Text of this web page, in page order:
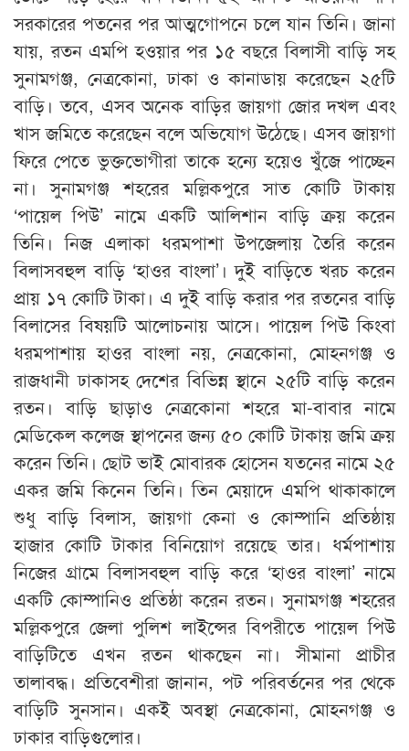
সরকারের পতনের পর আত্মগোপনে চলে যান তিনি। জানা
যায়, রতন এমপি হওয়ার পর ১৫ বছরে বিলাসী বাড়ি সহ
সুনামগঞ্জ, নেত্রকোনা, ঢাকা ও কানাডায় করেছেন ২৫টি
বাড়ি। তবে, এসব অনেক বাড়ির জায়গা জোর দখল এবং
খাস জমিতে করেছেন বলে অভিযোগ উঠেছে। এসব জায়গা
ফিরে পেতে ভুক্তভোগীরা তাকে হন্যে হয়েও খুঁজে পাচ্ছেন
না। সুনামগঞ্জ শহরের মল্লিকপুরে সাত কোটি টাকায়
‘পায়েল পিউ’ নামে একটি আলিশান বাড়ি ক্রয় করেন
তিনি। নিজ এলাকা ধরমপাশা উপজেলায় তৈরি করেন
বিলাসবহুল বাড়ি ‘হাওর বাংলা’। দুই বাড়িতে খরচ করেন
প্রায় ১৭ কোটি টাকা। এ দুই বাড়ি করার পর রতনের বাড়ি
বিলাসের বিষয়টি আলোচনায় আসে। পায়েল পিউ কিংবা
ধরমপাশায় হাওর বাংলা নয়, নেত্রকোনা, মোহনগঞ্জ ও
রাজধানী ঢাকাসহ দেশের বিভিন্ন স্থানে ২৫টি বাড়ি করেন
রতন। বাড়ি ছাড়াও নেত্রকোনা শহরে মা-বাবার নামে
মেডিকেল কলেজ স্থাপনের জন্য ৫০ কোটি টাকায় জমি ক্রয়
করেন তিনি। ছোট ভাই মোবারক হোসেন যতনের নামে ২৫
একর জমি কিনেন তিনি। তিন মেয়াদে এমপি থাকাকালে
শুধু বাড়ি বিলাস, জায়গা কেনা ও কোম্পানি প্রতিষ্ঠায়
হাজার কোটি টাকার বিনিয়োগ রয়েছে তার। ধর্মপাশায়
নিজের গ্রামে বিলাসবহুল বাড়ি করে ‘হাওর বাংলা’ নামে
একটি কোম্পানিও প্রতিষ্ঠা করেন রতন। সুনামগঞ্জ শহরের
মল্লিকপুরে জেলা পুলিশ লাইন্সের বিপরীতে পায়েল পিউ
বাড়িটিতে এখন রতন থাকছেন না। সীমানা প্রাচীর
তালাবদ্ধ। প্রতিবেশীরা জানান, পট পরিবর্তনের পর থেকে
বাড়িটি সুনসান। একই অবস্থা নেত্রকোনা, মোহনগঞ্জ ও
ঢাকার বাড়িগুলোর।